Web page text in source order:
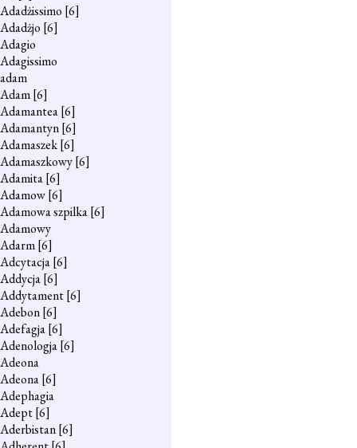
Adadżissimo [6]
Adadżjo [6]
Adagio
Adagissimo
adam
Adam[6]
Adamantea[6]
Adamantyn[6]
Adamaszek[6]
Adamaszkowy[6]
Adamita[6]
Adamow[6]
Adamowa szpilka[6]
Adamowy
Adarm[6]
Adcytacja[6]
Addycja[6]
Addytament[6]
Adebon[6]
Adefagja[6]
Adenologja[6]
Adeona
Adeona[6]
Adephagia
Adept[6]
Aderbistan[6]